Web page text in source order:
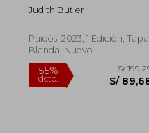
Judith Butler
Paidós, 2023, 1 Edición, Tapa
Blanda, Nuevo